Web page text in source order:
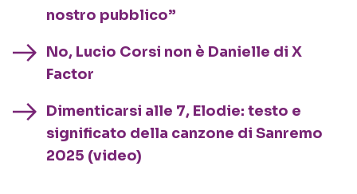
nostro pubblico”
No, Lucio Corsi non è Danielle di X
Factor
Dimenticarsi alle 7, Elodie: testo e
significato della canzone di Sanremo
2025 (video)